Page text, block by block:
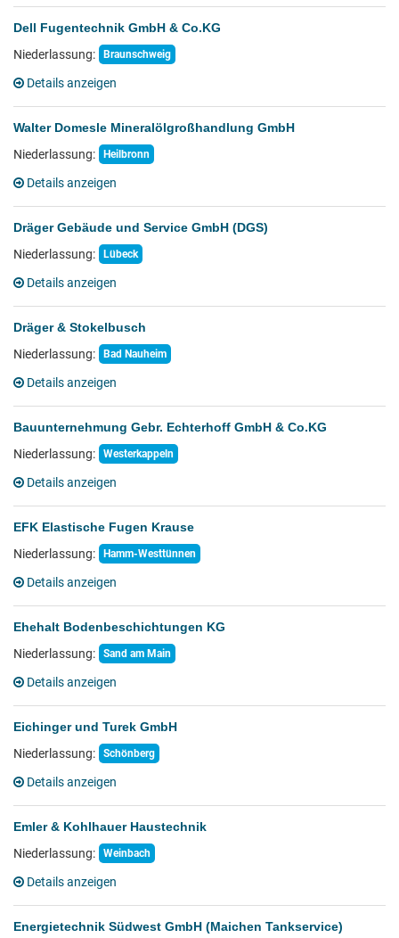
Dell Fugentechnik GmbH & Co.KG
Niederlassung:
Braunschweig
Details anzeigen
Walter Domesle Mineralölgroßhandlung GmbH
Niederlassung:
Heilbronn
Details anzeigen
Dräger Gebäude und Service GmbH (DGS)
Niederlassung:
Lübeck
Details anzeigen
Dräger & Stokelbusch
Niederlassung:
Bad Nauheim
Details anzeigen
Bauunternehmung Gebr. Echterhoff GmbH & Co.KG
Niederlassung:
Westerkappeln
Details anzeigen
EFK Elastische Fugen Krause
Niederlassung:
Hamm-Westtünnen
Details anzeigen
Ehehalt Bodenbeschichtungen KG
Niederlassung:
Sand am Main
Details anzeigen
Eichinger und Turek GmbH
Niederlassung:
Schönberg
Details anzeigen
Emler & Kohlhauer Haustechnik
Niederlassung:
Weinbach
Details anzeigen
Energietechnik Südwest GmbH (Maichen Tankservice)